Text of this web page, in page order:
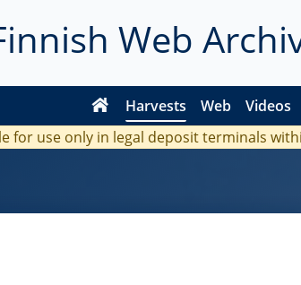
Web
Harvests Web Videos
for use only in legal deposit terminals